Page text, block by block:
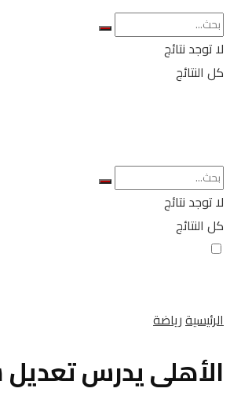
لا توجد نتائج
كل النتائج
لا توجد نتائج
كل النتائج
الرئيسيةرياضة
الأهلى يدرس